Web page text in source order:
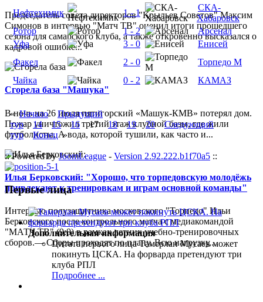
Председатель совета директоров "Крыльев Советов" Максим
Симонов в интервью "Матч ТВ" оценил итоги прошедшего
сезона для самарского клуба, а также откровенно высказался о
кадровой ошибке...
Сгорела база "Машука"
В ночь на 26 июля пятигорский «Машук-КМВ» потерял дом.
Пожар уничтожил третий этаж клубной базы, где жили
футболисты. А вода, которой тушили, как часто и...
Илья Берковский: "Хорошо, что торпедовскую молодёжь
привлекают к тренировкам и играм основной команды"
Интервью полузащитника московского "Торпедо" Ильи
Берковского после контрольного матча с медиакомандой
"МАТЧ ТВ" (9:0) в рамках летних учебно-тренировочных
сборов.— Сборы проходят по плану. Всю нагрузку,...
Нефтехимик
1 - 1
СКА-
Хабаровск
Ротор
1 - 2
Арсенал
Уфа
3 - 0
Енисей
Факел
2 - 0
Торпедо М
Чайка
0 - 2 КАМАЗ
«Начало
Прыдущий
тур
14 15 161718 19 20
Следующий
тур
Конец»
:: Powered byJoomLeague - Version 2.92.222.b1f70a5 ::
Первые лица
Дополнительная информация
Цитата первого лица Тамерлан Мусаев может
покинуть ЦСКА. На форварда претендуют три
клуба РПЛ
Подробнее ...